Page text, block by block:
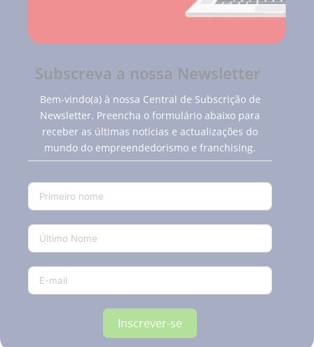
Subscreva a nossa Newsletter
Bem-vindo(a) à nossa Central de Subscrição de
Newsletter. Preencha o formulário abaixo para
receber as últimas notícias e actualizações do
mundo do empreendedorismo e franchising.
Inscrever-se